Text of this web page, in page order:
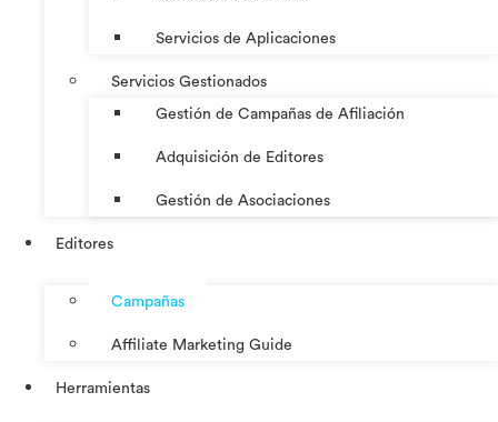
Servicios de Aplicaciones
Servicios Gestionados
Gestión de Campañas de Afiliación
Adquisición de Editores
Gestión de Asociaciones
Editores
Campañas
Affiliate Marketing Guide
Herramientas